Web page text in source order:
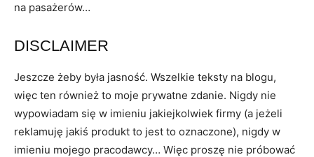
na pasażerów…
DISCLAIMER
Jeszcze żeby była jasność. Wszelkie teksty na blogu,
więc ten również to moje prywatne zdanie. Nigdy nie
wypowiadam się w imieniu jakiejkolwiek firmy (a jeżeli
reklamuję jakiś produkt to jest to oznaczone), nigdy w
imieniu mojego pracodawcy… Więc proszę nie próbować